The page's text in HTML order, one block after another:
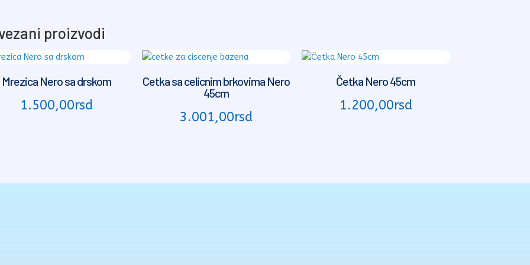
proizvodi
Mrezica Nero sa drskom
1.500,00rsd
Cetka sa celicnim brkovima Nero
45cm
3.001,00rsd
Četka Nero 45cm
1.200,00rsd